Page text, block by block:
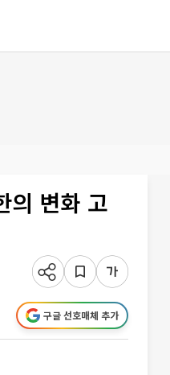
의 변화 고
구글 선호매체 추가